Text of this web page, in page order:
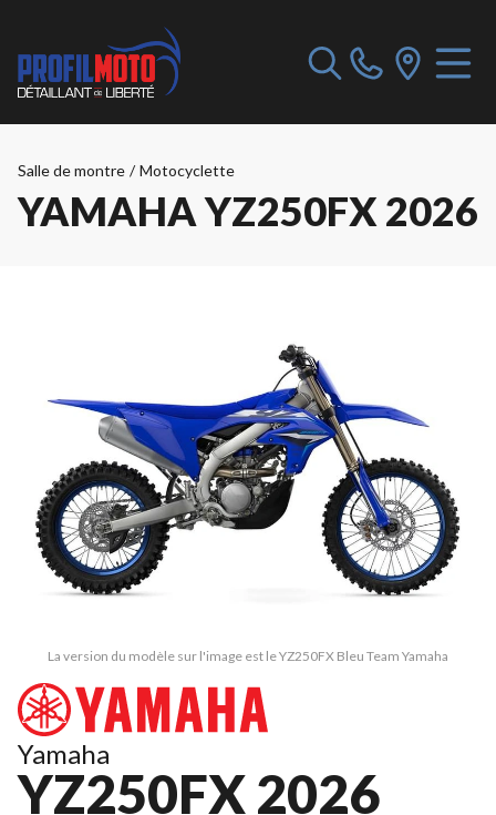
Salle de montre / Motocyclette
YAMAHA YZ250FX 2026
La version du modèle sur l'image est le YZ250FX Bleu Team Yamaha
Yamaha
YZ250FX 2026